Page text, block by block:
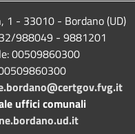
1 - 33010 - Bordano (UD)
988049 - 9881201
00509860300
uffici comunali